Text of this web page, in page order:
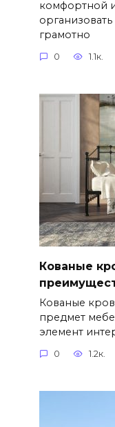
комфортной
грамотно
0 1.1к.
Кованые
Кованые
предмет
элемент
0 1.2к.